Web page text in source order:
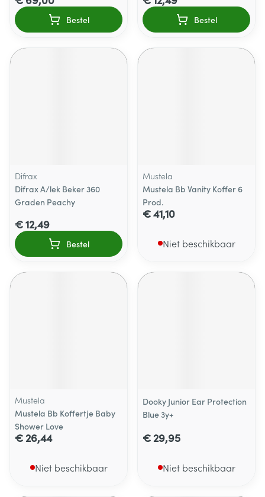
Bestel Bestel
Difrax
Difrax A/lek Beker 360
Graden Peachy
€ 12,49
Bestel
Mustela
Mustela Bb Vanity Koffer 6
Prod.
€ 41,10
Niet beschikbaar
Mustela
Mustela Bb Koffertje Baby
Shower Love
€ 26,44
Niet beschikbaar
Dooky Junior Ear Protection
Blue 3y+
€ 29,95
Niet beschikbaar